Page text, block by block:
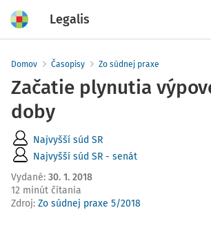
Legalis
Domov Časopisy Zo súdnej praxe
Začatie plynutia
doby
Najvyšší súd SR
Najvyšší súd SR - senát
Vydané: 30. 1. 2018
12 minút čítania
Zdroj: Zo súdnej praxe 5/2018